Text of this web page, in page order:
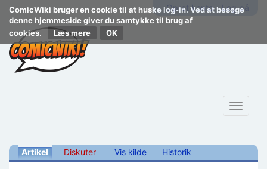
ComicWiki bruger en cookie til at huske log-in. Ved at besøge
denne hjemmeside giver du samtykke til brug af
cookies.
Læs mere
Opret konto Log på
Toggle
Artikel Diskuter Vis kilde Historik